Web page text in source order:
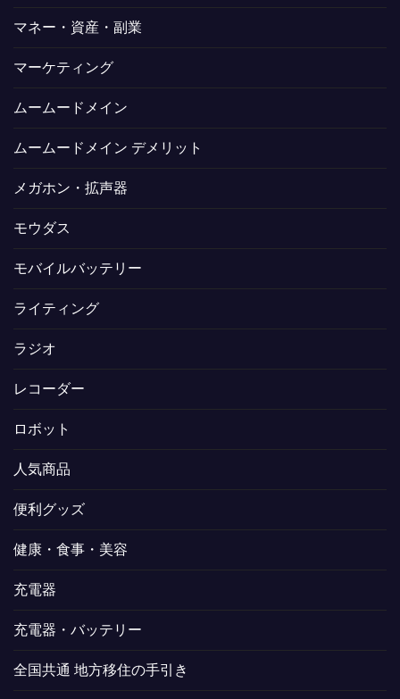
マネー・資産・副業
マーケティング
ムームードメイン
ムームードメイン デメリット
メガホン・拡声器
モウダス
モバイルバッテリー
ライティング
ラジオ
レコーダー
ロボット
人気商品
便利グッズ
健康・食事・美容
充電器
充電器・バッテリー
全国共通 地方移住の手引き